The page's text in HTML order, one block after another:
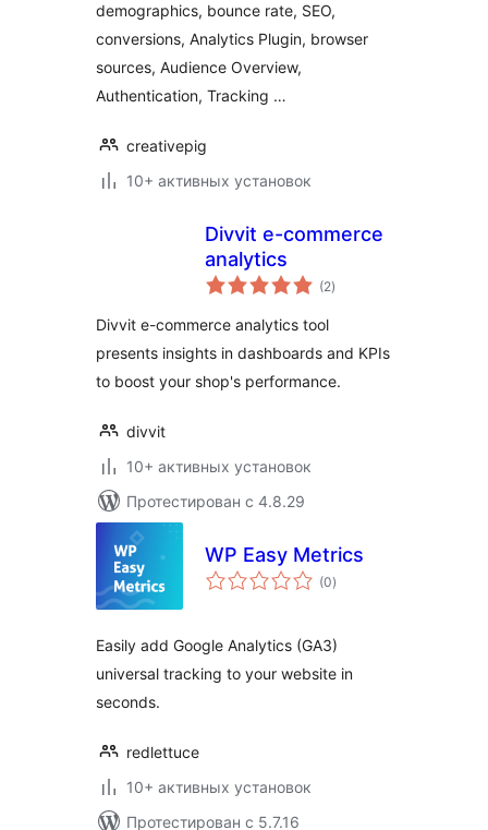
demographics, bounce rate, SEO,
conversions, Analytics Plugin, browser
sources, Audience Overview,
Authentication, Tracking …
creativepig
10+ активных установок
Divvit e-commerce
analytics
(2общий
рейтинг
)
Divvit e-commerce analytics tool
presents insights in dashboards and KPIs
to boost your shop's performance.
divvit
10+ активных установок
Протестирован с 4.8.29
WP Easy Metrics
(0общий
рейтинг
)
Easily add Google Analytics (GA3)
universal tracking to your website in
seconds.
redlettuce
10+ активных установок
Протестирован с 5.7.16